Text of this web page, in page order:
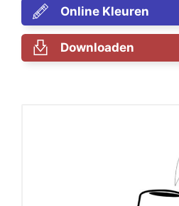
Online Kleuren
Downloaden